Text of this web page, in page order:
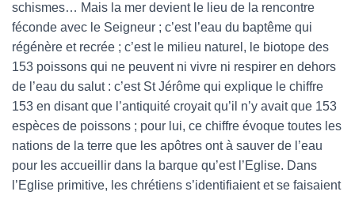
schismes… Mais la mer devient le lieu de la rencontre
féconde avec le Seigneur ; c’est l’eau du baptême qui
régénère et recrée ; c’est le milieu naturel, le biotope des
153 poissons qui ne peuvent ni vivre ni respirer en dehors
de l’eau du salut : c’est St Jérôme qui explique le chiffre
153 en disant que l’antiquité croyait qu’il n’y avait que 153
espèces de poissons ; pour lui, ce chiffre évoque toutes les
nations de la terre que les apôtres ont à sauver de l’eau
pour les accueillir dans la barque qu’est l’Eglise. Dans
l’Eglise primitive, les chrétiens s’identifiaient et se faisaient